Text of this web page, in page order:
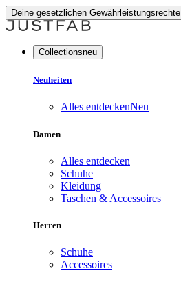
Deine gesetzlichen Gewährleistungsrechte
Collectionsneu
Neuheiten
Alles entdeckenNeu
Damen
Alles entdecken
Schuhe
Kleidung
Taschen & Accessoires
Herren
Schuhe
Accessoires